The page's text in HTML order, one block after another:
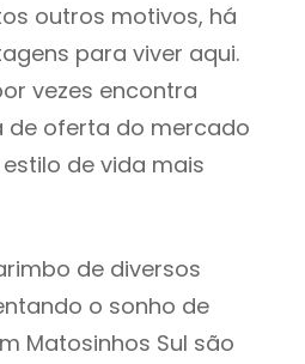
outros motivos, há
para viver aqui.
vezes encontra
de oferta do mercado
de vida mais
de diversos
o sonho de
Matosinhos Sul são